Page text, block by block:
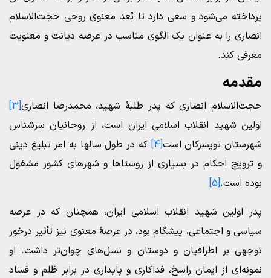
پرداخته می‌شود و سعی دارد تا بُعد معنوی روحی حجت‌الاسلام
انصاری را به عنوان یک الگوی مناسب در عرصه دیانت و معنویت
معرفی کند.
مقدمه
حجت‌الاسلام انصاری که پدر طلبۀ شهید، محمد‌رضا انصاری[3]
اولین شهید انقلاب اسلامی ایران است، از روحانیان سرشناس
شهرستان تویسرکان است[4]
که در طول سالها به امر تبلیغ دینی
و ترویج احکام در بسیاری از روستاها و شهرهای کشور مشغول
بوده است.[5]
پدر اولین شهید انقلاب اسلامی ایران، همچنان که در عرصه
سیاسی و اجتماعی، پیشگام بود، در عرصۀ معنوی نیز تأثیر درخور
توجهی بر اطرافیان و دوستان و نسل‌های چوان‌تر داشت. او
نمونه‌ای از ایمان راسخ، فداکاری و پایداری در برابر ظلم و فساد